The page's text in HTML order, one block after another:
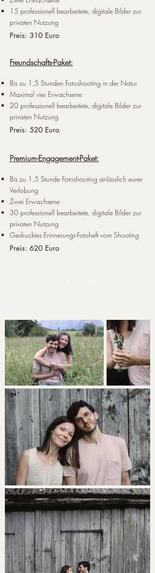
15 professionell bearbeitete, digitale Bilder zur
privaten Nutzung​
Preis: 310 Euro
Freundschafts-Paket:
Bis zu 1,5 Stunden Fotoshooting in der Natur
Maximal vier Erwachsene
20 professionell bearbeitete, digitale Bilder zur
privaten Nutzung​
Preis: 520 Euro
Premium-Engagement-Paket:
Bis zu 1,5 Stunde Fotoshooting anlässlich eurer
Verlobung
Zwei Erwachsene
30 professionell bearbeitete, digitale Bilder zur
privaten Nutzung​
Gedrucktes Erinnerungs-Fotoheft vom Shooting
Preis: 620 Euro